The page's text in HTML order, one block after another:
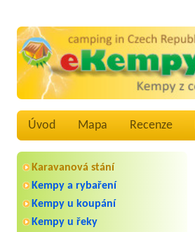
Úvod Mapa Recenze
Karavanová stání
Kempy a rybaření
Kempy u koupání
Kempy u řeky